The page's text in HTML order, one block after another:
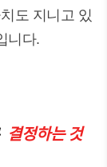
도 지니고 있
니다.
결정하는 것